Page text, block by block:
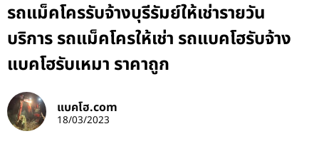
รถแม็คโครรับจ้างบุรีรัมย์ให้เช่ารายวัน
บริการ รถแม็คโครให้เช่า รถแบคโฮรับจ้าง
แบคโฮรับเหมา ราคาถูก
แบคโฮ.com
18/03/2023